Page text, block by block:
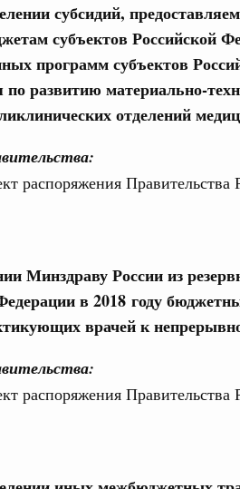
субсидий,
субъектов Российской
программ субъектов
развитию материально-
отделений
распоряжения
Минздраву России из
в 2018 году
врачей к
распоряжения
№9)
марта, четверг
№8)
бюджетные ассигнования.
№7)
бюджетные ассигнования.
еще